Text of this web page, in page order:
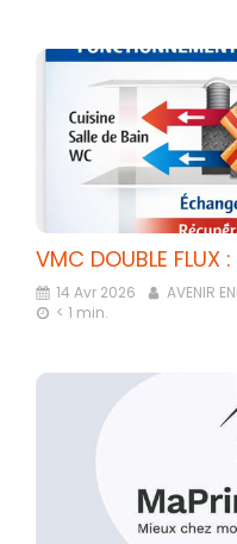
VMC DOUBLE
14 Avr 2026 AVENIR
< 1 min.